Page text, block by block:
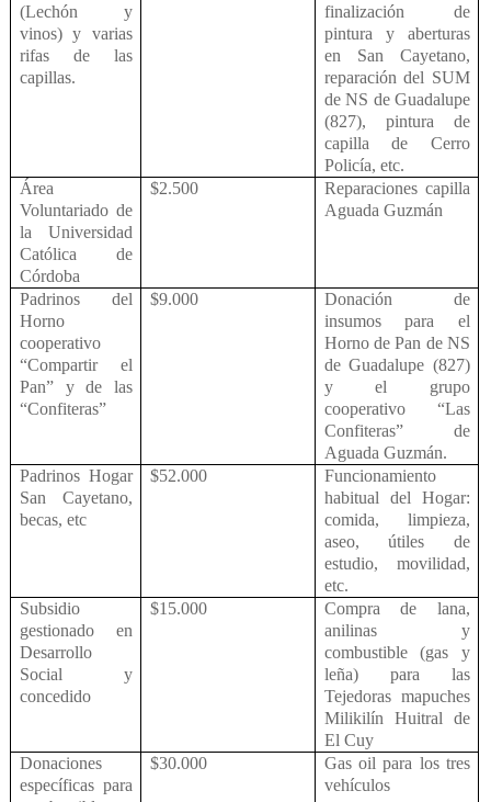
(Lechón y
vinos) y varias
rifas de las
capillas.
finalización de
pintura y aberturas
en San Cayetano,
reparación del SUM
de NS de Guadalupe
(827), pintura de
capilla de Cerro
Policía, etc.
Área
Voluntariado de
la Universidad
Católica de
Córdoba
$2.500
Reparaciones capilla
Aguada Guzmán
Padrinos del
Horno
cooperativo
“Compartir el
Pan” y de las
“Confiteras”
$9.000
Donación de
insumos para el
Horno de Pan de NS
de Guadalupe (827)
y el grupo
cooperativo “Las
Confiteras” de
Aguada Guzmán.
Padrinos Hogar
San Cayetano,
becas, etc
$52.000
Funcionamiento
habitual del Hogar:
comida, limpieza,
aseo, útiles de
estudio, movilidad,
etc.
Subsidio
gestionado en
Desarrollo
Social y
concedido
$15.000
Compra de lana,
anilinas y
combustible (gas y
leña) para las
Tejedoras mapuches
Milikilín Huitral de
El Cuy
Donaciones
específicas para
$30.000
Gas oil para los tres
vehículos